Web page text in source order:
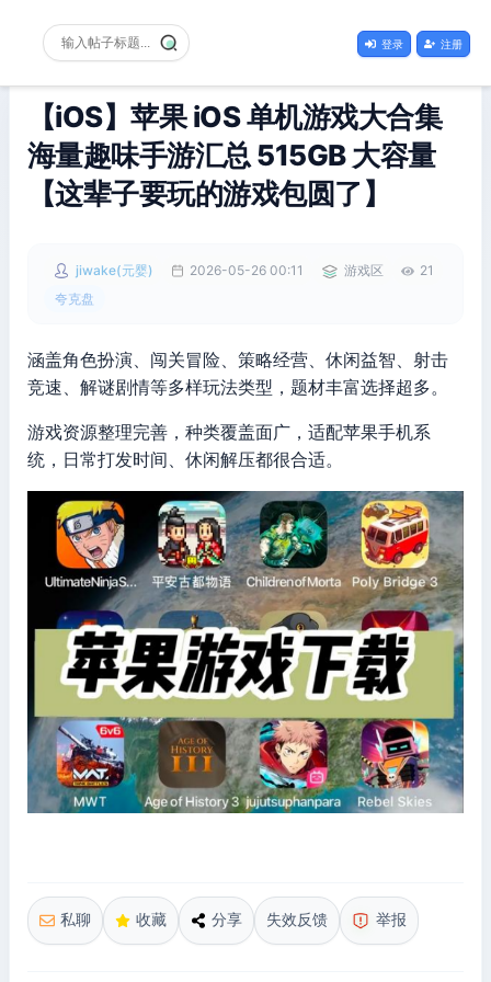
登录 注册
【iOS】苹果 iOS 单机游戏大合集
海量趣味手游汇总 515GB 大容量
【这辈子要玩的游戏包圆了】
jiwake(元婴) 2026-05-26 00:11 游戏区
21
夸克盘
涵盖角色扮演、闯关冒险、策略经营、休闲益智、射击
竞速、解谜剧情等多样玩法类型，题材丰富选择超多。
游戏资源整理完善，种类覆盖面广，适配苹果手机系
统，日常打发时间、休闲解压都很合适。
私聊 收藏 分享 失效反馈 举报